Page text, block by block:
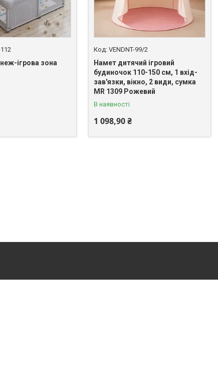
ігрова зона
VENDNT-99/2
Намет дитячий ігровий
будиночок 110-150 см, 1 вхід-
зав'язки, вікно, 2 види, сумка
MR 1309 Рожевий
В наявності
1 098,90 ₴